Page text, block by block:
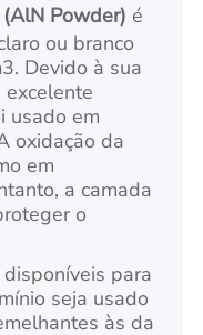
Powder) é
ou branco
Devido à sua
usado em
oxidação da
em
a camada
o
para
seja usado
às da